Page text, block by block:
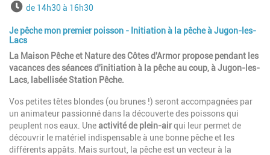
Horairesde 14h30 à 16h30
Je pêche mon premier poisson - Initiation à la pêche à Jugon-les-
Lacs
La Maison Pêche et Nature des Côtes d'Armor propose pendant les
vacances des séances d'initiation à la pêche au coup, à Jugon-les-
Lacs, labellisée Station Pêche.
Vos petites têtes blondes (ou brunes !) seront accompagnées par
un animateur passionné dans la découverte des poissons qui
peuplent nos eaux. Uneactivité de plein-airqui leur permet de
découvrir le matériel indispensable à une bonne pêche et les
différents appâts. Mais surtout, la pêche est un vecteur à la